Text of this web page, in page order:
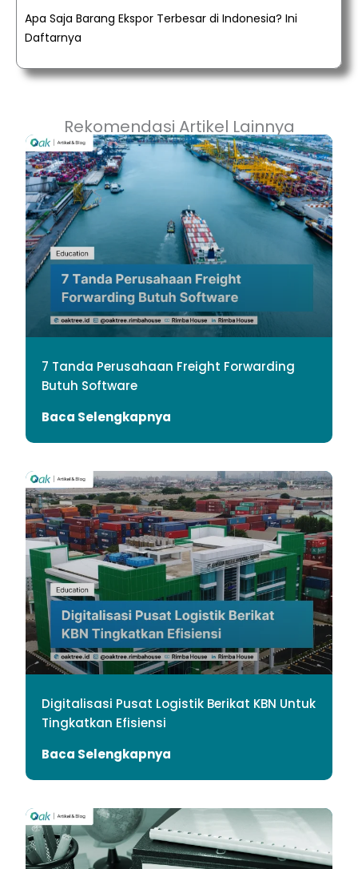
Apa Saja Barang Ekspor Terbesar di Indonesia? Ini
Daftarnya
Rekomendasi Artikel Lainnya
7 Tanda Perusahaan Freight Forwarding
Butuh Software
Baca Selengkapnya
Digitalisasi Pusat Logistik Berikat KBN Untuk
Tingkatkan Efisiensi
Baca Selengkapnya